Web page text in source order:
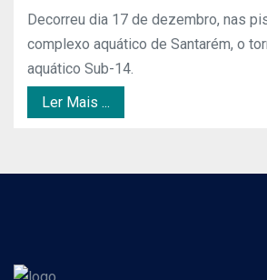
Decorreu dia 17 de dezembro, nas
complexo aquático de Santarém, o
aquático Sub-14.
Ler Mais ...